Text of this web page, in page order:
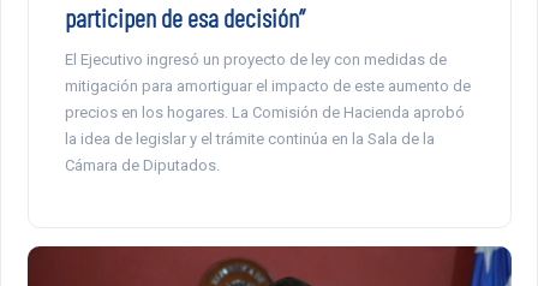
participen de esa decisión”
El Ejecutivo ingresó un proyecto de ley con medidas de
mitigación para amortiguar el impacto de este aumento de
precios en los hogares. La Comisión de Hacienda aprobó
la idea de legislar y el trámite continúa en la Sala de la
Cámara de Diputados.